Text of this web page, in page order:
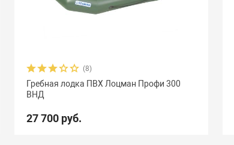
(8)
Гребная лодка ПВХ Лоцман Профи 300
ВНД
27 700 руб.